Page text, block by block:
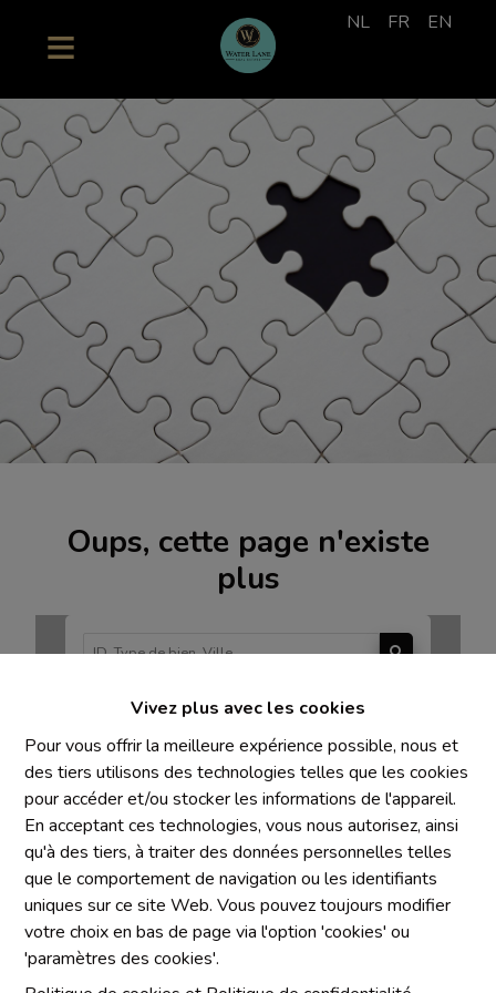
Vivez plus avec les cookies
Pour vous offrir la meilleure expérience possible, nous et
des tiers utilisons des technologies telles que les cookies
pour accéder et/ou stocker les informations de l'appareil.
En acceptant ces technologies, vous nous autorisez, ainsi
qu'à des tiers, à traiter des données personnelles telles
que le comportement de navigation ou les identifiants
uniques sur ce site Web. Vous pouvez toujours modifier
votre choix en bas de page via l'option 'cookies' ou
'paramètres des cookies'.
NL FR EN
Oups, cette page n'existe
plus
À Vendre À Louer
Mentions obligatoires
Chaque agence est juridiquement et financièrement
indépendante
SRL IMMO Water Lane - TVA BE 0755330288